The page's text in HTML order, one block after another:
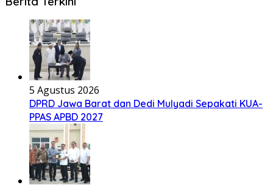
5 Agustus 2026
DPRD Jawa Barat dan Dedi Mulyadi Sepakati KUA-
PPAS APBD 2027